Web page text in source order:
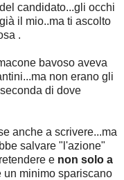
candidato...gli occhi
il mio..ma ti ascolto
.
bavoso aveva
non erano gli
di dove
anche a scrivere...ma
salvare "l'azione"
e non solo a
minimo spariscano